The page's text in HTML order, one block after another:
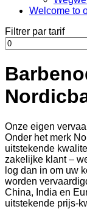
Welcome to
Filtrer par tarif
Prix
min
Onze eigen
Onder het merk
uitstekende
zakelijke klant –
log dan in om uw
worden
China, India en
uitstekende prijs-